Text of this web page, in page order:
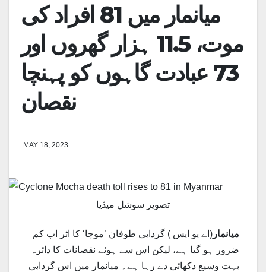
میانمار میں 81 افراد کی
موت، 11.5 ہزار گھروں اور
73 عبادت گاہوں کو پہنچا
نقصان
MAY 18, 2023
تصویر سوشل میڈیا
میانمار (اے یو ایس ) گردابی طوفان ’موچا‘ کا اثر اب کم
ضرور ہو گیا ہے، لیکن اس سے ہوئے نقصانات کا دائرہ
بہت وسیع دکھائی دے رہا ہے۔ میانمار میں اس گردابی